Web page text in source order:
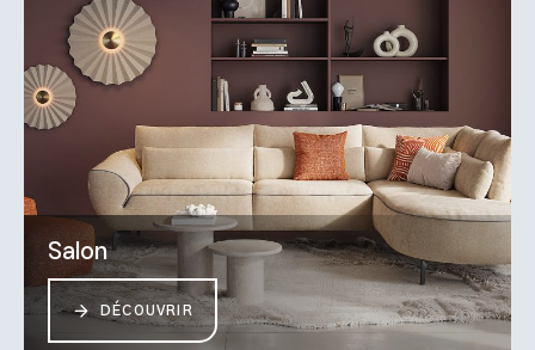
Salon
DÉCOUVRIR